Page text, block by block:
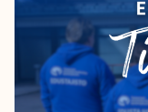
D
T
5s
o
n